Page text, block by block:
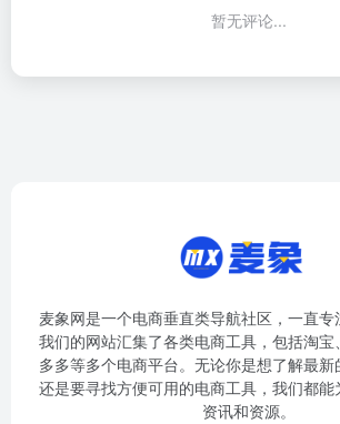
暂无评论...
麦象网是一个电商垂直类导航社区，一直专
我们的网站汇集了各类电商工具，包括淘
多多等多个电商平台。无论你是想了解最新
还是要寻找方便可用的电商工具，我们都
资讯和资源。